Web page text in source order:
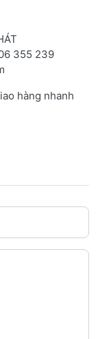
355 239
hàng nhanh